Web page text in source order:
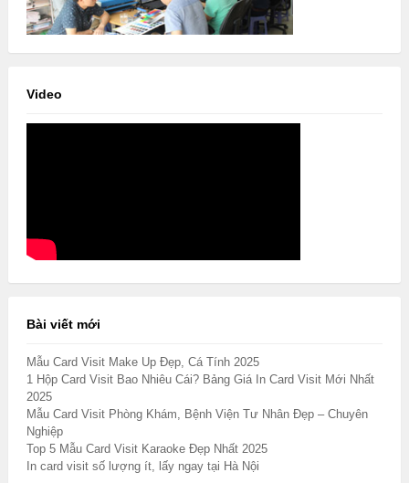
Video
Bài viết mới
Mẫu Card Visit Make Up Đẹp, Cá Tính 2025
1 Hộp Card Visit Bao Nhiêu Cái? Bảng Giá In Card Visit Mới Nhất
2025
Mẫu Card Visit Phòng Khám, Bệnh Viện Tư Nhân Đẹp – Chuyên
Nghiệp
Top 5 Mẫu Card Visit Karaoke Đẹp Nhất 2025
In card visit số lượng ít, lấy ngay tại Hà Nội